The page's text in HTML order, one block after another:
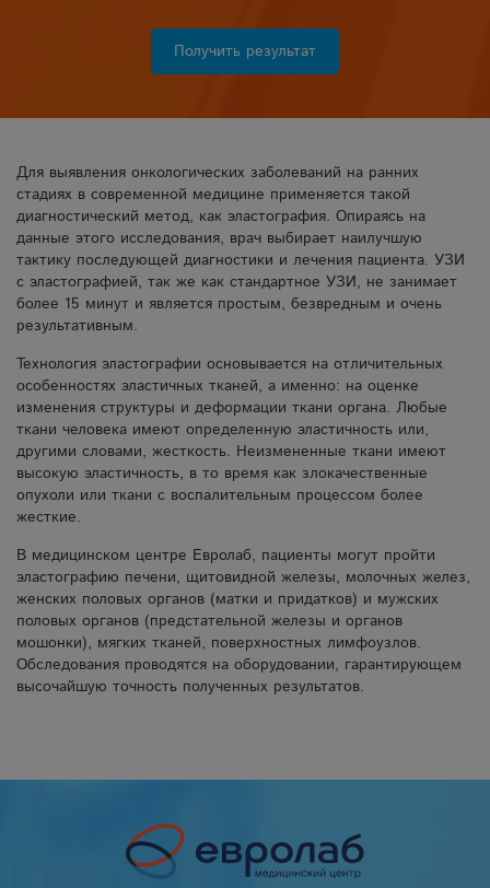
Получить результат
Для выявления онкологических заболеваний на ранних
стадиях в современной медицине применяется такой
диагностический метод, как эластография. Опираясь на
данные этого исследования, врач выбирает наилучшую
тактику последующей диагностики и лечения пациента. УЗИ
с эластографией, так же как стандартное УЗИ, не занимает
более 15 минут и является простым, безвредным и очень
результативным.
Технология эластографии основывается на отличительных
особенностях эластичных тканей, а именно: на оценке
изменения структуры и деформации ткани органа. Любые
ткани человека имеют определенную эластичность или,
другими словами, жесткость. Неизмененные ткани имеют
высокую эластичность, в то время как злокачественные
опухоли или ткани с воспалительным процессом более
жесткие.
В медицинском центре Евролаб, пациенты могут пройти
эластографию печени, щитовидной железы, молочных желез,
женских половых органов (матки и придатков) и мужских
половых органов (предстательной железы и органов
мошонки), мягких тканей, поверхностных лимфоузлов.
Обследования проводятся на оборудовании, гарантирующем
высочайшую точность полученных результатов.